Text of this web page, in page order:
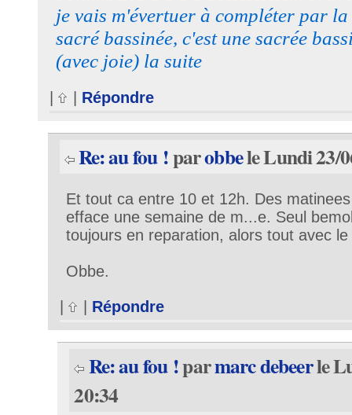
je vais m'évertuer à compléter par
sacré bassinée, c'est une sacrée
(avec joie) la suite
Répondre
Re: au fou !parobbele Lundi 23/
Et tout ca entre 10 et 12h. Des
efface une semaine de m...e. Seul
toujours en reparation, alors tout avec
Obbe.
Répondre
Re: au fou !parmarc debeerle
20:34